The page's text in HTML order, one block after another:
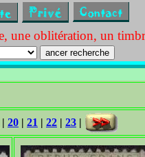
oblitération, un timbre.
| 20 | 21 | 22 | 23 |